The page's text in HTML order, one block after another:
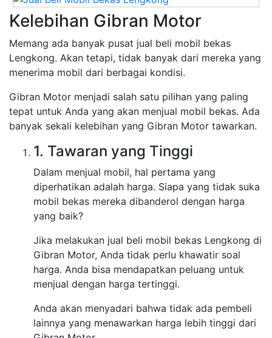
Kelebihan Gibran Motor
Memang ada banyak pusat jual beli mobil bekas
Lengkong. Akan tetapi, tidak banyak dari mereka yang
menerima mobil dari berbagai kondisi.
Gibran Motor menjadi salah satu pilihan yang paling
tepat untuk Anda yang akan menjual mobil bekas. Ada
banyak sekali kelebihan yang Gibran Motor tawarkan.
1. Tawaran yang Tinggi
Dalam menjual mobil, hal pertama yang
diperhatikan adalah harga. Siapa yang tidak suka
mobil bekas mereka dibanderol dengan harga
yang baik?
Jika melakukan jual beli mobil bekas Lengkong di
Gibran Motor, Anda tidak perlu khawatir soal
harga. Anda bisa mendapatkan peluang untuk
menjual dengan harga tertinggi.
Anda akan menyadari bahwa tidak ada pembeli
lainnya yang menawarkan harga lebih tinggi dari